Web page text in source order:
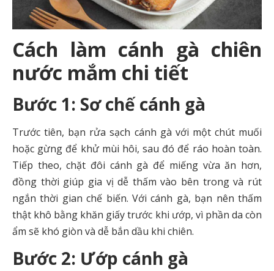
Cách làm cánh gà chiên
nước mắm chi tiết
Bước 1: Sơ chế cánh gà
Trước tiên, bạn rửa sạch cánh gà với một chút muối
hoặc gừng để khử mùi hôi, sau đó để ráo hoàn toàn.
Tiếp theo, chặt đôi cánh gà để miếng vừa ăn hơn,
đồng thời giúp gia vị dễ thấm vào bên trong và rút
ngắn thời gian chế biến. Với cánh gà, bạn nên thấm
thật khô bằng khăn giấy trước khi ướp, vì phần da còn
ẩm sẽ khó giòn và dễ bắn dầu khi chiên.
Bước 2: Ướp cánh gà